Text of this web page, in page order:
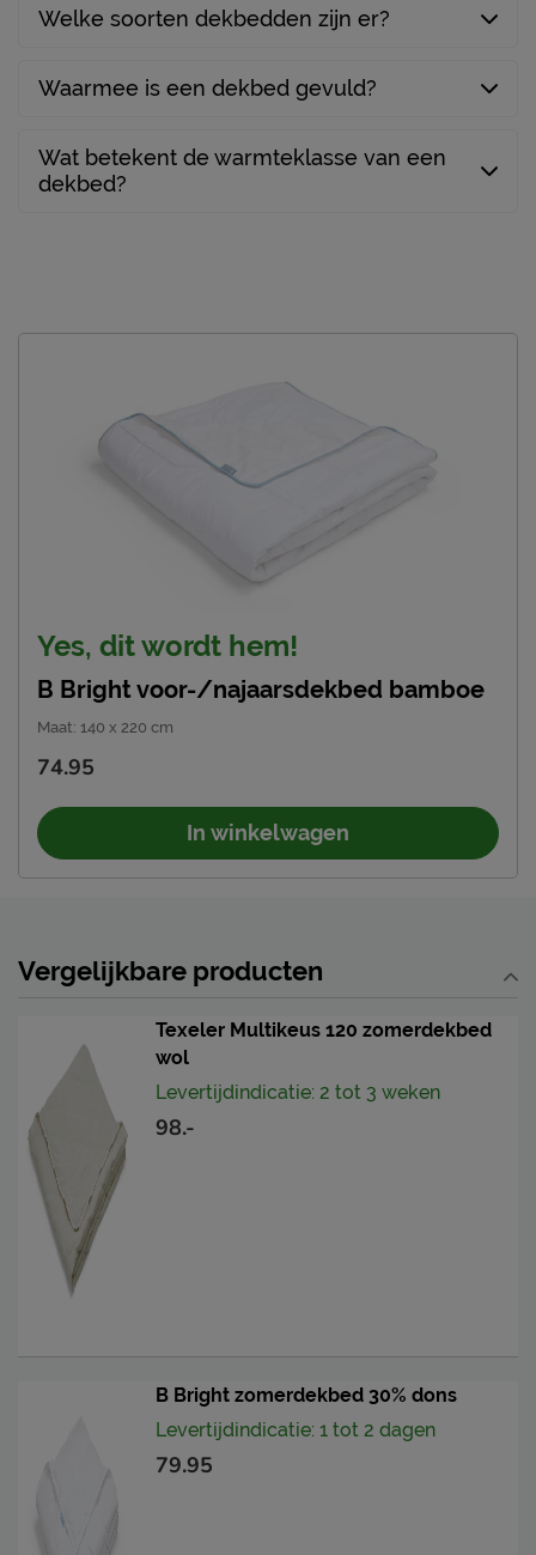
Welke soorten dekbedden zijn er?
Waarmee is een dekbed gevuld?
Wat betekent de warmteklasse van een
dekbed?
Yes, dit wordt hem!
B Bright voor-/najaarsdekbed bamboe
Maat: 140 x 220 cm
74.95
In winkelwagen
Vergelijkbare producten
Texeler Multikeus 120 zomerdekbed
wol
Levertijdindicatie: 2 tot 3 weken
98.-
B Bright zomerdekbed 30% dons
Levertijdindicatie: 1 tot 2 dagen
79.95